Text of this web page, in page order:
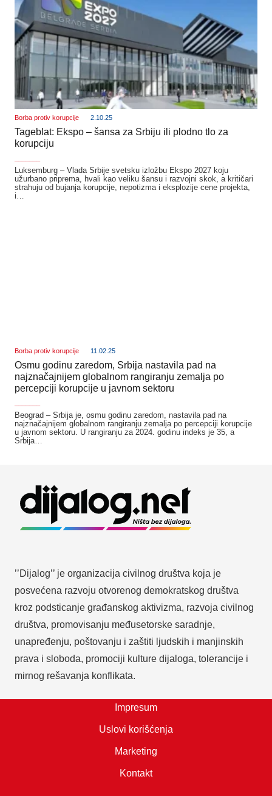
Borba protiv korupcije 2.10.25
Tageblat: Ekspo – šansa za Srbiju ili plodno tlo za
korupciju
Luksemburg – Vlada Srbije svetsku izložbu Ekspo 2027 koju
užurbano priprema, hvali kao veliku šansu i razvojni skok, a kritičari
strahuju od bujanja korupcije, nepotizma i eksplozije cene projekta,
i…
Borba protiv korupcije 11.02.25
Osmu godinu zaredom, Srbija nastavila pad na
najznačajnijem globalnom rangiranju zemalja po
percepciji korupcije u javnom sektoru
Beograd – Srbija je, osmu godinu zaredom, nastavila pad na
najznačajnijem globalnom rangiranju zemalja po percepciji korupcije
u javnom sektoru. U rangiranju za 2024. godinu indeks je 35, a
Srbija…
’’Dijalog’’ je organizacija civilnog društva koja je
posvećena razvoju otvorenog demokratskog društva
kroz podsticanje građanskog aktivizma, razvoja civilnog
društva, promovisanju međusetorske saradnje,
unapređenju, poštovanju i zaštiti ljudskih i manjinskih
prava i sloboda, promociji kulture dijaloga, tolerancije i
mirnog rešavanja konflikata.
Impresum
Uslovi korišćenja
Marketing
Kontakt